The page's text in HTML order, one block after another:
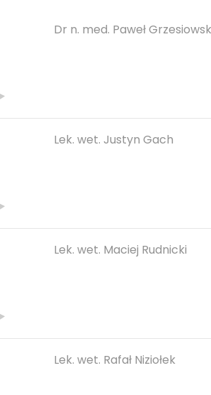
Dr n. med. Paweł
Lek. wet. Justyn Gach
Lek. wet. Maciej Rudnicki
Lek. wet. Rafał Niziołek